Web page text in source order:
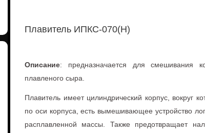
Плавитель ИПКС-070(Н)
Описание: предназначается для смешивания
плавленого сыра.
Плавитель имеет цилиндрический корпус, вокруг
по оси корпуса, есть вымешивающее устройство
расплавленной массы. Также предотвращает